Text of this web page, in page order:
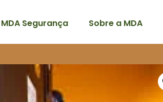
MDA Segurança Sobre a MDA